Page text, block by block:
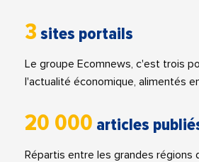
3 sites portails
Le groupe Ecomnews, c'est trois
l'actualité économique, alimentés
20 000 articles
Répartis entre les grandes régions